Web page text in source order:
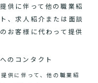
供に伴って他の職業紹
、求人紹介または面談
お客様に代わって提供
のコンタクト
供に伴って、他の職業紹